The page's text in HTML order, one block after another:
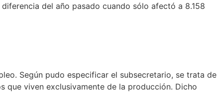
del año pasado cuando sólo afectó a 8.158
Según pudo especificar el subsecretario, se trata de
que viven exclusivamente de la producción. Dicho